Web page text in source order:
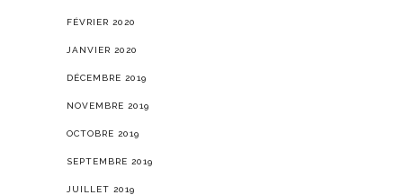
FÉVRIER 2020
JANVIER 2020
DÉCEMBRE 2019
NOVEMBRE 2019
OCTOBRE 2019
SEPTEMBRE 2019
JUILLET 2019